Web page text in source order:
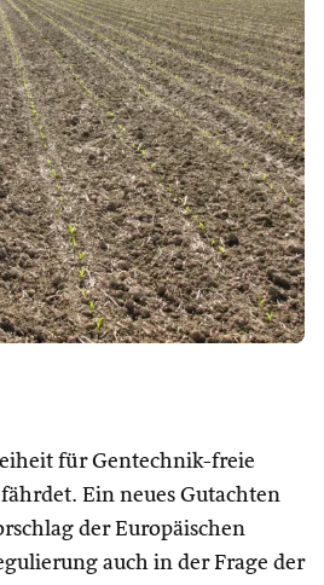
für Gentechnik-freie
Ein neues Gutachten
der Europäischen
auch in der Frage der